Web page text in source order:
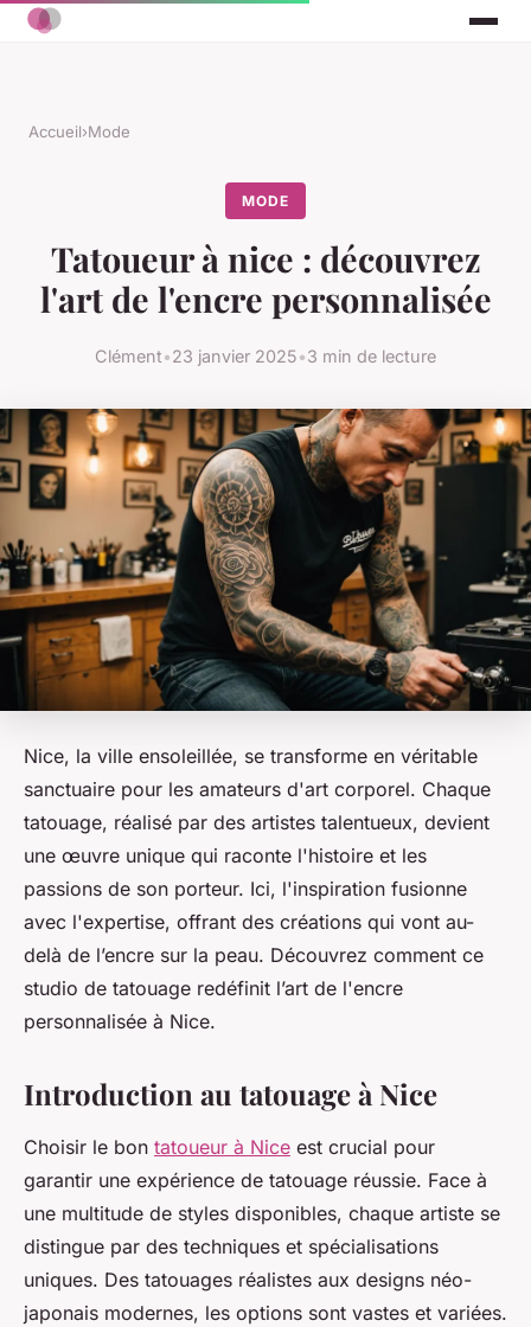
Accueil›Mode
MODE
Tatoueur à nice : découvrez
l'art de l'encre personnalisée
Clément•23 janvier 2025•3 min de lecture
Nice, la ville ensoleillée, se transforme en véritable
sanctuaire pour les amateurs d'art corporel. Chaque
tatouage, réalisé par des artistes talentueux, devient
une œuvre unique qui raconte l'histoire et les
passions de son porteur. Ici, l'inspiration fusionne
avec l'expertise, offrant des créations qui vont au-
delà de l’encre sur la peau. Découvrez comment ce
studio de tatouage redéfinit l’art de l'encre
personnalisée à Nice.
Introduction au tatouage à Nice
Choisir le bon tatoueur à Nice est crucial pour
garantir une expérience de tatouage réussie. Face à
une multitude de styles disponibles, chaque artiste se
distingue par des techniques et spécialisations
uniques. Des tatouages réalistes aux designs néo-
japonais modernes, les options sont vastes et variées.